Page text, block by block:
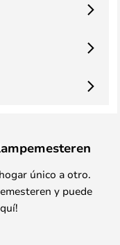
único a otro.
y puede